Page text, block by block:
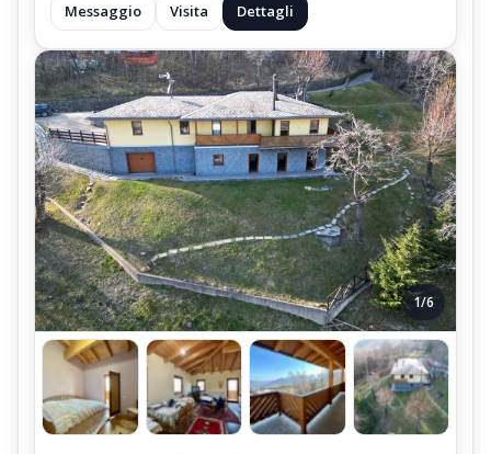
Messaggio Visita Dettagli
1/6